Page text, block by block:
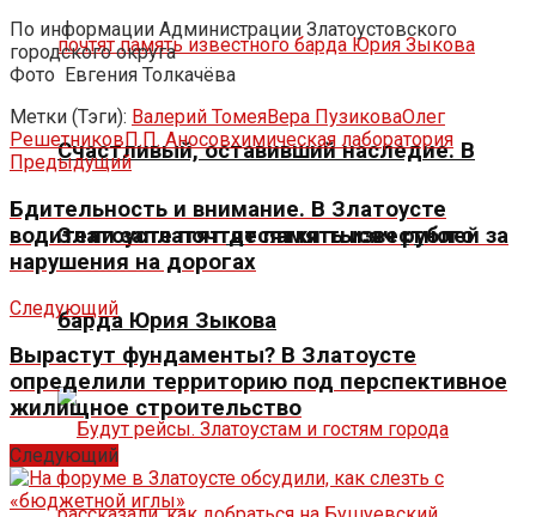
Счастливый, оставивший наследие. В
Златоусте почтят память известного
барда Юрия Зыкова
По информации Администрации Златоустовского
городского округа
Фото Евгения Толкачёва
Метки (Тэги): Валерий ТомеяВера ПузиковаОлег
РешетниковП.П. Аносовхимическая лаборатория
Предыдущий
Бдительность и внимание. В Златоусте
водители заплатят десятки тысяч рублей за
нарушения на дорогах
Следующий
Вырастут фундаменты? В Златоусте
определили территорию под перспективное
жилищное строительство
Следующий